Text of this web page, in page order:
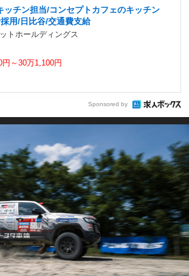
ッチン担当/コンセプトカフェのキッチン
用/日比谷/交通費支給
トホールディングス
円～30万1,100円
Sponsored by